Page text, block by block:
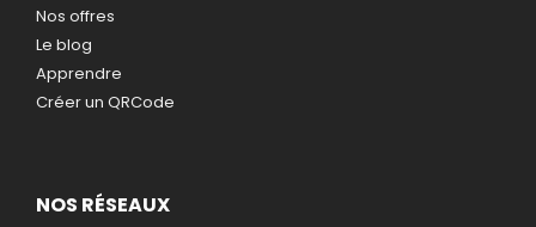
Nos offres
Le blog
Apprendre
Créer un QRCode
NOS RÉSEAUX